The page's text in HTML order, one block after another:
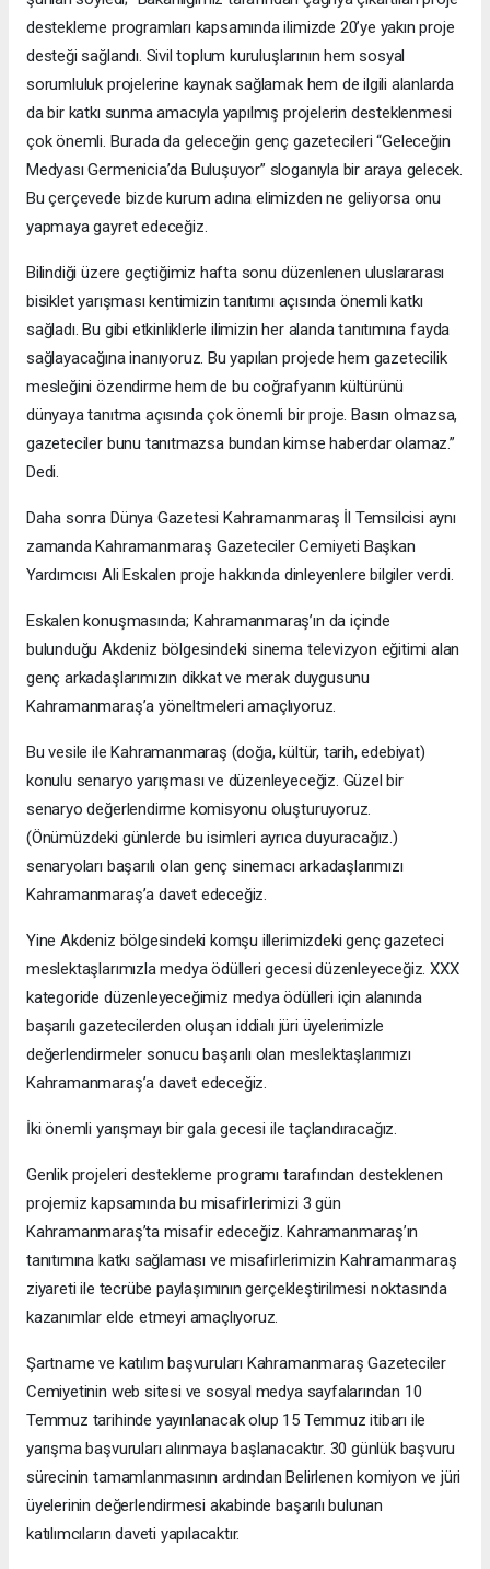
destekleme programları kapsamında ilimizde 20’ye yakın proje
desteği sağlandı. Sivil toplum kuruluşlarının hem sosyal
sorumluluk projelerine kaynak sağlamak hem de ilgili alanlarda
da bir katkı sunma amacıyla yapılmış projelerin desteklenmesi
çok önemli. Burada da geleceğin genç gazetecileri “Geleceğin
Medyası Germenicia’da Buluşuyor” sloganıyla bir araya gelecek.
Bu çerçevede bizde kurum adına elimizden ne geliyorsa onu
yapmaya gayret edeceğiz.
Bilindiği üzere geçtiğimiz hafta sonu düzenlenen uluslararası
bisiklet yarışması kentimizin tanıtımı açısında önemli katkı
sağladı. Bu gibi etkinliklerle ilimizin her alanda tanıtımına fayda
sağlayacağına inanıyoruz. Bu yapılan projede hem gazetecilik
mesleğini özendirme hem de bu coğrafyanın kültürünü
dünyaya tanıtma açısında çok önemli bir proje. Basın olmazsa,
gazeteciler bunu tanıtmazsa bundan kimse haberdar olamaz.”
Dedi.
Daha sonra Dünya Gazetesi Kahramanmaraş İl Temsilcisi aynı
zamanda Kahramanmaraş Gazeteciler Cemiyeti Başkan
Yardımcısı Ali Eskalen proje hakkında dinleyenlere bilgiler verdi.
Eskalen konuşmasında; Kahramanmaraş’ın da içinde
bulunduğu Akdeniz bölgesindeki sinema televizyon eğitimi alan
genç arkadaşlarımızın dikkat ve merak duygusunu
Kahramanmaraş’a yöneltmeleri amaçlıyoruz.
Bu vesile ile Kahramanmaraş (doğa, kültür, tarih, edebiyat)
konulu senaryo yarışması ve düzenleyeceğiz. Güzel bir
senaryo değerlendirme komisyonu oluşturuyoruz.
(Önümüzdeki günlerde bu isimleri ayrıca duyuracağız.)
senaryoları başarılı olan genç sinemacı arkadaşlarımızı
Kahramanmaraş’a davet edeceğiz.
Yine Akdeniz bölgesindeki komşu illerimizdeki genç gazeteci
meslektaşlarımızla medya ödülleri gecesi düzenleyeceğiz. XXX
kategoride düzenleyeceğimiz medya ödülleri için alanında
başarılı gazetecilerden oluşan iddialı jüri üyelerimizle
değerlendirmeler sonucu başarılı olan meslektaşlarımızı
Kahramanmaraş’a davet edeceğiz.
İki önemli yarışmayı bir gala gecesi ile taçlandıracağız.
Genlik projeleri destekleme programı tarafından desteklenen
projemiz kapsamında bu misafirlerimizi 3 gün
Kahramanmaraş’ta misafir edeceğiz. Kahramanmaraş’ın
tanıtımına katkı sağlaması ve misafirlerimizin Kahramanmaraş
ziyareti ile tecrübe paylaşımının gerçekleştirilmesi noktasında
kazanımlar elde etmeyi amaçlıyoruz.
Şartname ve katılım başvuruları Kahramanmaraş Gazeteciler
Cemiyetinin web sitesi ve sosyal medya sayfalarından 10
Temmuz tarihinde yayınlanacak olup 15 Temmuz itibarı ile
yarışma başvuruları alınmaya başlanacaktır. 30 günlük başvuru
sürecinin tamamlanmasının ardından Belirlenen komiyon ve jüri
üyelerinin değerlendirmesi akabinde başarılı bulunan
katılımcıların daveti yapılacaktır.